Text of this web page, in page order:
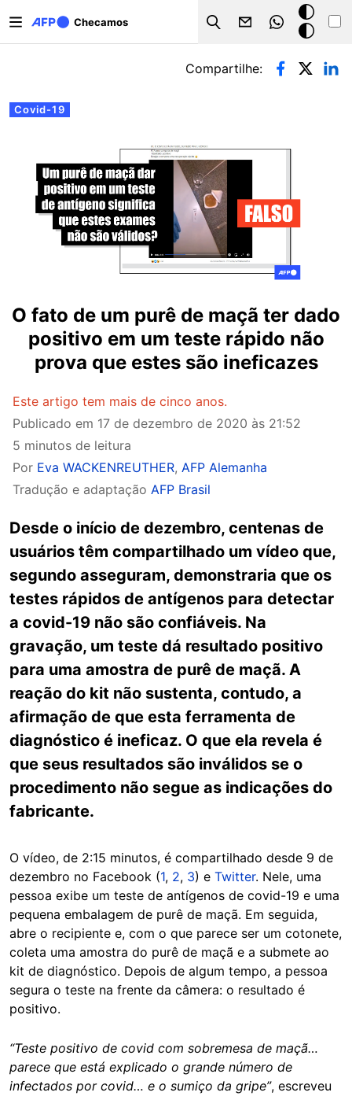
Checamos
Search
Modo
escuro
Abas primárias
Covid-19
Compartilhe:
O fato de um purê de maçã ter dado
positivo em um teste rápido não
prova que estes são ineficazes
Este artigo tem mais de cinco anos.
Publicado em 17 de dezembro de 2020 às 21:52
5 minutos de leitura
Por Eva WACKENREUTHER, AFP Alemanha
Tradução e adaptação AFP Brasil
Desde o início de dezembro, centenas de
usuários têm compartilhado um vídeo que,
segundo asseguram, demonstraria que os
testes rápidos de antígenos para detectar
a covid-19 não são confiáveis. Na
gravação, um teste dá resultado positivo
para uma amostra de purê de maçã. A
reação do kit não sustenta, contudo, a
afirmação de que esta ferramenta de
diagnóstico é ineficaz. O que ela revela é
que seus resultados são inválidos se o
procedimento não segue as indicações do
fabricante.
O vídeo, de 2:15 minutos, é compartilhado desde 9 de
dezembro no Facebook (1, 2, 3) e Twitter. Nele, uma
pessoa exibe um teste de antígenos de covid-19 e uma
pequena embalagem de purê de maçã. Em seguida,
abre o recipiente e, com o que parece ser um cotonete,
coleta uma amostra do purê de maçã e a submete ao
kit de diagnóstico. Depois de algum tempo, a pessoa
segura o teste na frente da câmera: o resultado é
positivo.
“Teste positivo de covid com sobremesa de maçã…
parece que está explicado o grande número de
infectados por covid… e o sumiço da gripe”, escreveu